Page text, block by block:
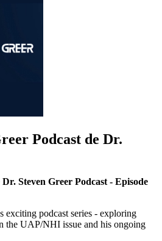
Podcast de Dr.
Dr. Steven Greer Podcast - Episode
exciting podcast series - exploring
the UAP/NHI issue and his ongoing